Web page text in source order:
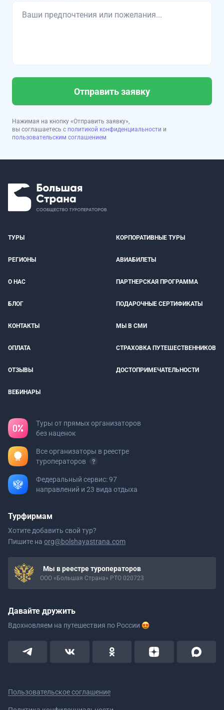
Отправить заявку
Нажимая на кнопку «Отправить заявку»,
вы соглашаетесь с политикой конфиденциальности и
пользовательским соглашением
ТУРЫ КОРПОРАТИВНЫЕ ТУРЫ
РЕГИОНЫ АВИАБИЛЕТЫ
О НАС ПАРТНЕРСКАЯ ПРОГРАММА
БЛОГ ПОДАРОЧНЫЕ СЕРТИФИКАТЫ
КОНТАКТЫ МЫ В СМИ
ОПЛАТА СТРАХОВКА ПУТЕШЕСТВЕННИКОВ
ОТЗЫВЫ ДОСТОПРИМЕЧАТЕЛЬНОСТИ
ВЕБИНАРЫ
Туры от прямых организаторов
без наценок
Все организаторы в реестре
туроператоров
Федеральный сервис: 97
направлений и 23 вида отдыха
Турфирмам
Хотите добавить свой тур?
Пишите на org@bolshayastrana.com
Мы в реестре туроператоров
ООО «Большая Страна» РТО 020723
Давайте дружить
Вдохновляем на путешествия по России
Пользовательское соглашение